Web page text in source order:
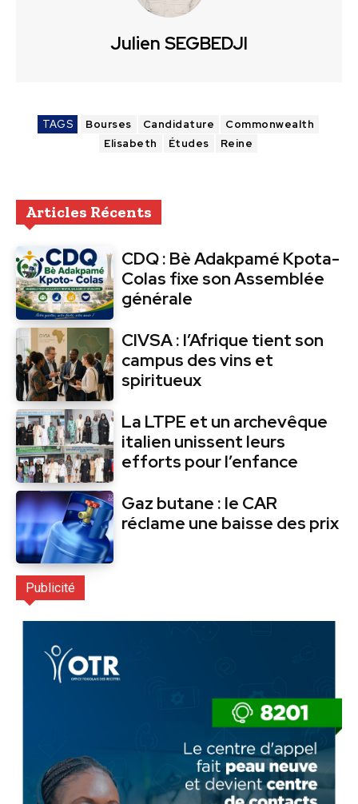
Julien SEGBEDJI
TAGS Bourses Candidature
Commonwealth
Elisabeth
Études Reine
Articles Récents
CDQ : Bè Adakpamé Kpota-
Colas fixe son Assemblée
générale
CIVSA : l’Afrique tient son
campus des vins et
spiritueux
La LTPE et un archevêque
italien unissent leurs
efforts pour l’enfance
Gaz butane : le CAR
réclame une baisse des prix
Publicité